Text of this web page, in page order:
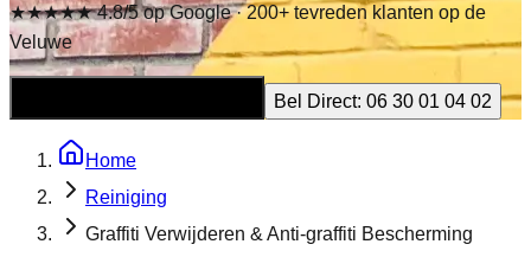
★★★★★ 4.8/5 op Google · 200+ tevreden klanten op de
Veluwe
Bel Direct: 06 30 01 04 02
Home
Reiniging
Graffiti Verwijderen & Anti-graffiti Bescherming